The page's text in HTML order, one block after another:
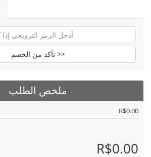
تأكد من الخصم >>
ملخص الطلب
R$0.00
R$0.00